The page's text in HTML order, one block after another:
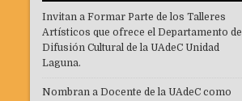
Invitan a Formar Parte de los Talleres
Artísticos que ofrece el Departamento de
Difusión Cultural de la UAdeC Unidad
Laguna.
Nombran a Docente de la UAdeC como